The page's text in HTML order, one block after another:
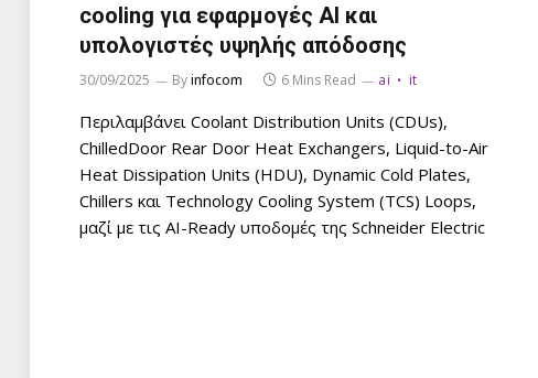
cooling για εφαρμογές AI και
υπολογιστές υψηλής απόδοσης
30/09/2025 Byinfocom 6 Mins Read ai it
Περιλαμβάνει Coolant Distribution Units (CDUs),
ChilledDoor Rear Door Heat Exchangers, Liquid-to-Air
Heat Dissipation Units (HDU), Dynamic Cold Plates,
Chillers και Technology Cooling System (TCS) Loops,
μαζί με τις AI-Ready υποδομές της Schneider Electric